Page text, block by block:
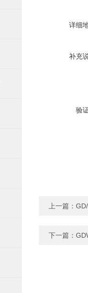
详细
补充
验
上一篇：
下一篇：